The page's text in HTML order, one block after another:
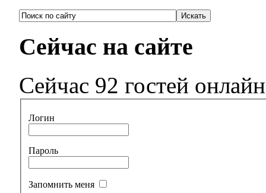
Сейчас на сайте
Сейчас 92 гостей онлайн
Логин
Пароль
Запомнить меня